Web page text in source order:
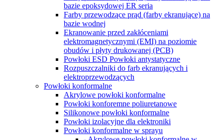
bazie epoksydowej ER seria
Farby przewodzące prąd (farby ekranujące) na
bazie wodnej
Ekranowanie przed zakłóceniami
elektromagnetycznymi (EMI) na poziomie
obudów i płyty drukowanej (PCB)
Powłoki ESD Powłoki antystatyczne
Rozpuszczalniki do farb ekranujących i
elektroprzewodzących
Powłoki konformalne
Akrylowe powłoki konformalne
Powłoki konforemne poliuretanowe
Silikonowe powłoki konformalne
Powłoki izolacyjne dla elektroniki
Powłoki konformalne w sprayu